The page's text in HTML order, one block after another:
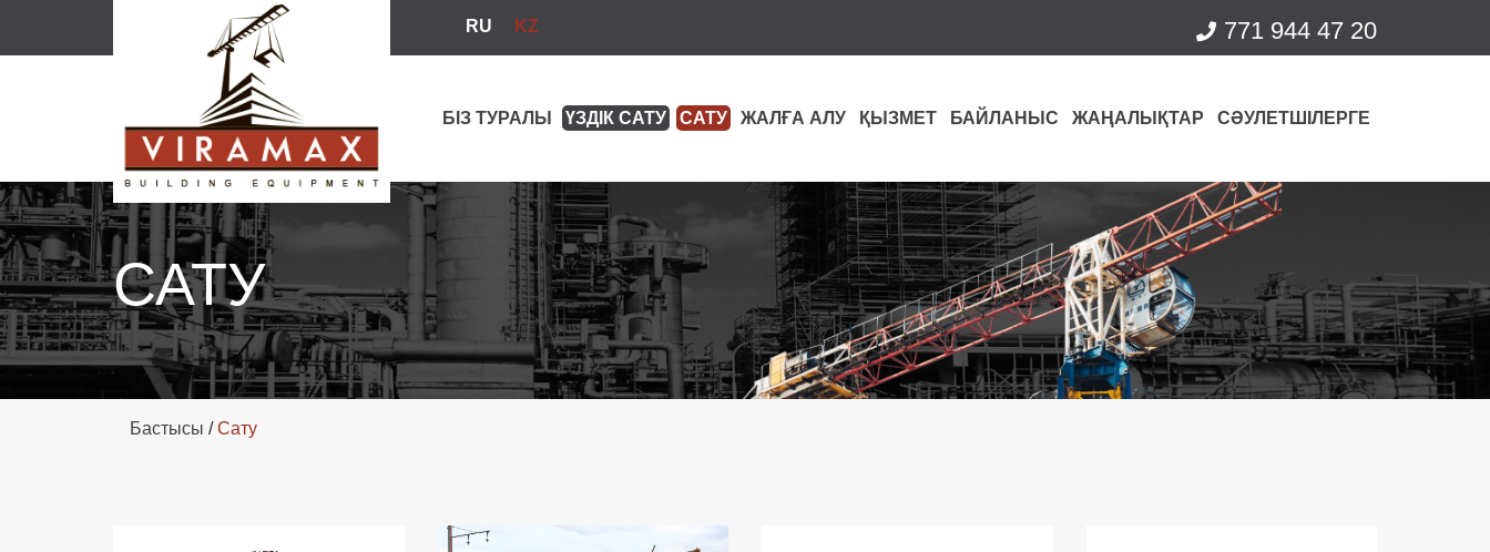
RU KZ 771 944 47 20
БІЗ ТУРАЛЫ ҮЗДІК САТУ САТУ ЖАЛҒА АЛУ ҚЫЗМЕТ БАЙЛАНЫС ЖАҢАЛЫҚТАР СӘУЛЕТШІЛЕРГЕ
САТУ
Бастысы /Сату